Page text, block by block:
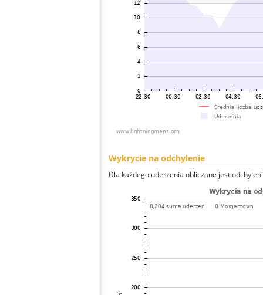
Wykrycie na odchylenie
Dla każdego uderzenia obliczane jest